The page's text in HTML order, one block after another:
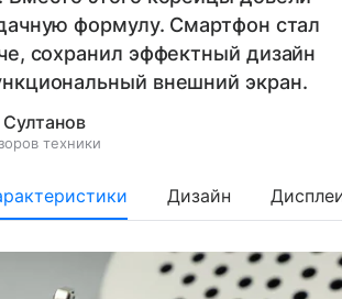
формулу. Смартфон стал
сохранил эффектный дизайн
внешний экран.
техники
Дизайн